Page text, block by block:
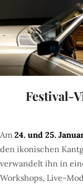
Festival-
Am 24. und 25.
den ikonischen
verwandelt ihn in
Workshops, Live-